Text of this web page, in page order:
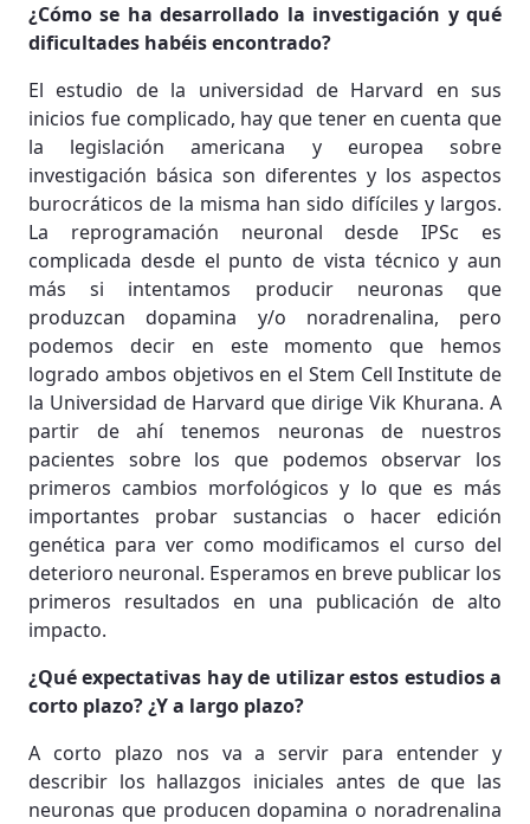
¿Cómo se ha desarrollado la investigación y qué
dificultades habéis encontrado?
El estudio de la universidad de Harvard en sus
inicios fue complicado, hay que tener en cuenta que
la legislación americana y europea sobre
investigación básica son diferentes y los aspectos
burocráticos de la misma han sido difíciles y largos.
La reprogramación neuronal desde IPSc es
complicada desde el punto de vista técnico y aun
más si intentamos producir neuronas que
produzcan dopamina y/o noradrenalina, pero
podemos decir en este momento que hemos
logrado ambos objetivos en el Stem Cell Institute de
la Universidad de Harvard que dirige Vik Khurana. A
partir de ahí tenemos neuronas de nuestros
pacientes sobre los que podemos observar los
primeros cambios morfológicos y lo que es más
importantes probar sustancias o hacer edición
genética para ver como modificamos el curso del
deterioro neuronal. Esperamos en breve publicar los
primeros resultados en una publicación de alto
impacto.
¿Qué expectativas hay de utilizar estos estudios a
corto plazo? ¿Y a largo plazo?
A corto plazo nos va a servir para entender y
describir los hallazgos iniciales antes de que las
neuronas que producen dopamina o noradrenalina